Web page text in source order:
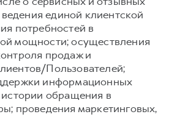
ведения единой клиентской
потребностей в
мощности; осуществления
продаж и
Пользователей;
информационных
обращения в
проведения маркетинговых,